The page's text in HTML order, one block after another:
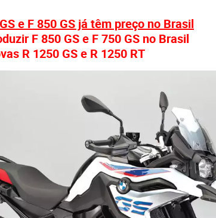
e F 850 GS já têm preço no Brasil
F 850 GS e F 750 GS no Brasil
R 1250 GS e R 1250 RT